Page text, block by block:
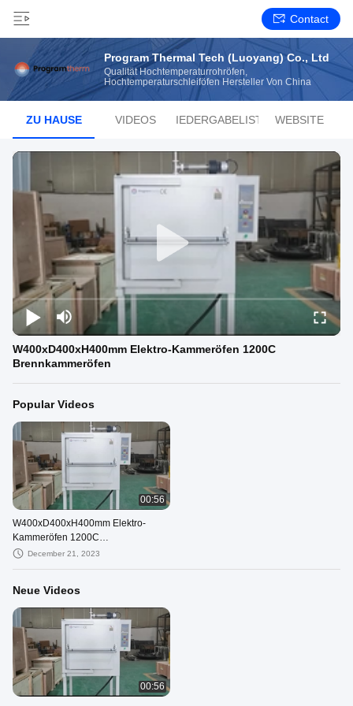
Contact
Program Thermal Tech (Luoyang) Co., Ltd
Qualität Hochtemperaturrohröfen,
Hochtemperaturschleiföfen Hersteller Von China
ZU HAUSE VIDEOS WIEDERGABELISTE WEBSITE
W400xD400xH400mm Elektro-Kammeröfen 1200C
Brennkammeröfen
Popular Videos
00:56
W400xD400xH400mm Elektro-
Kammeröfen 1200C
Brennkammeröfen
December 21, 2023
Neue Videos
00:56